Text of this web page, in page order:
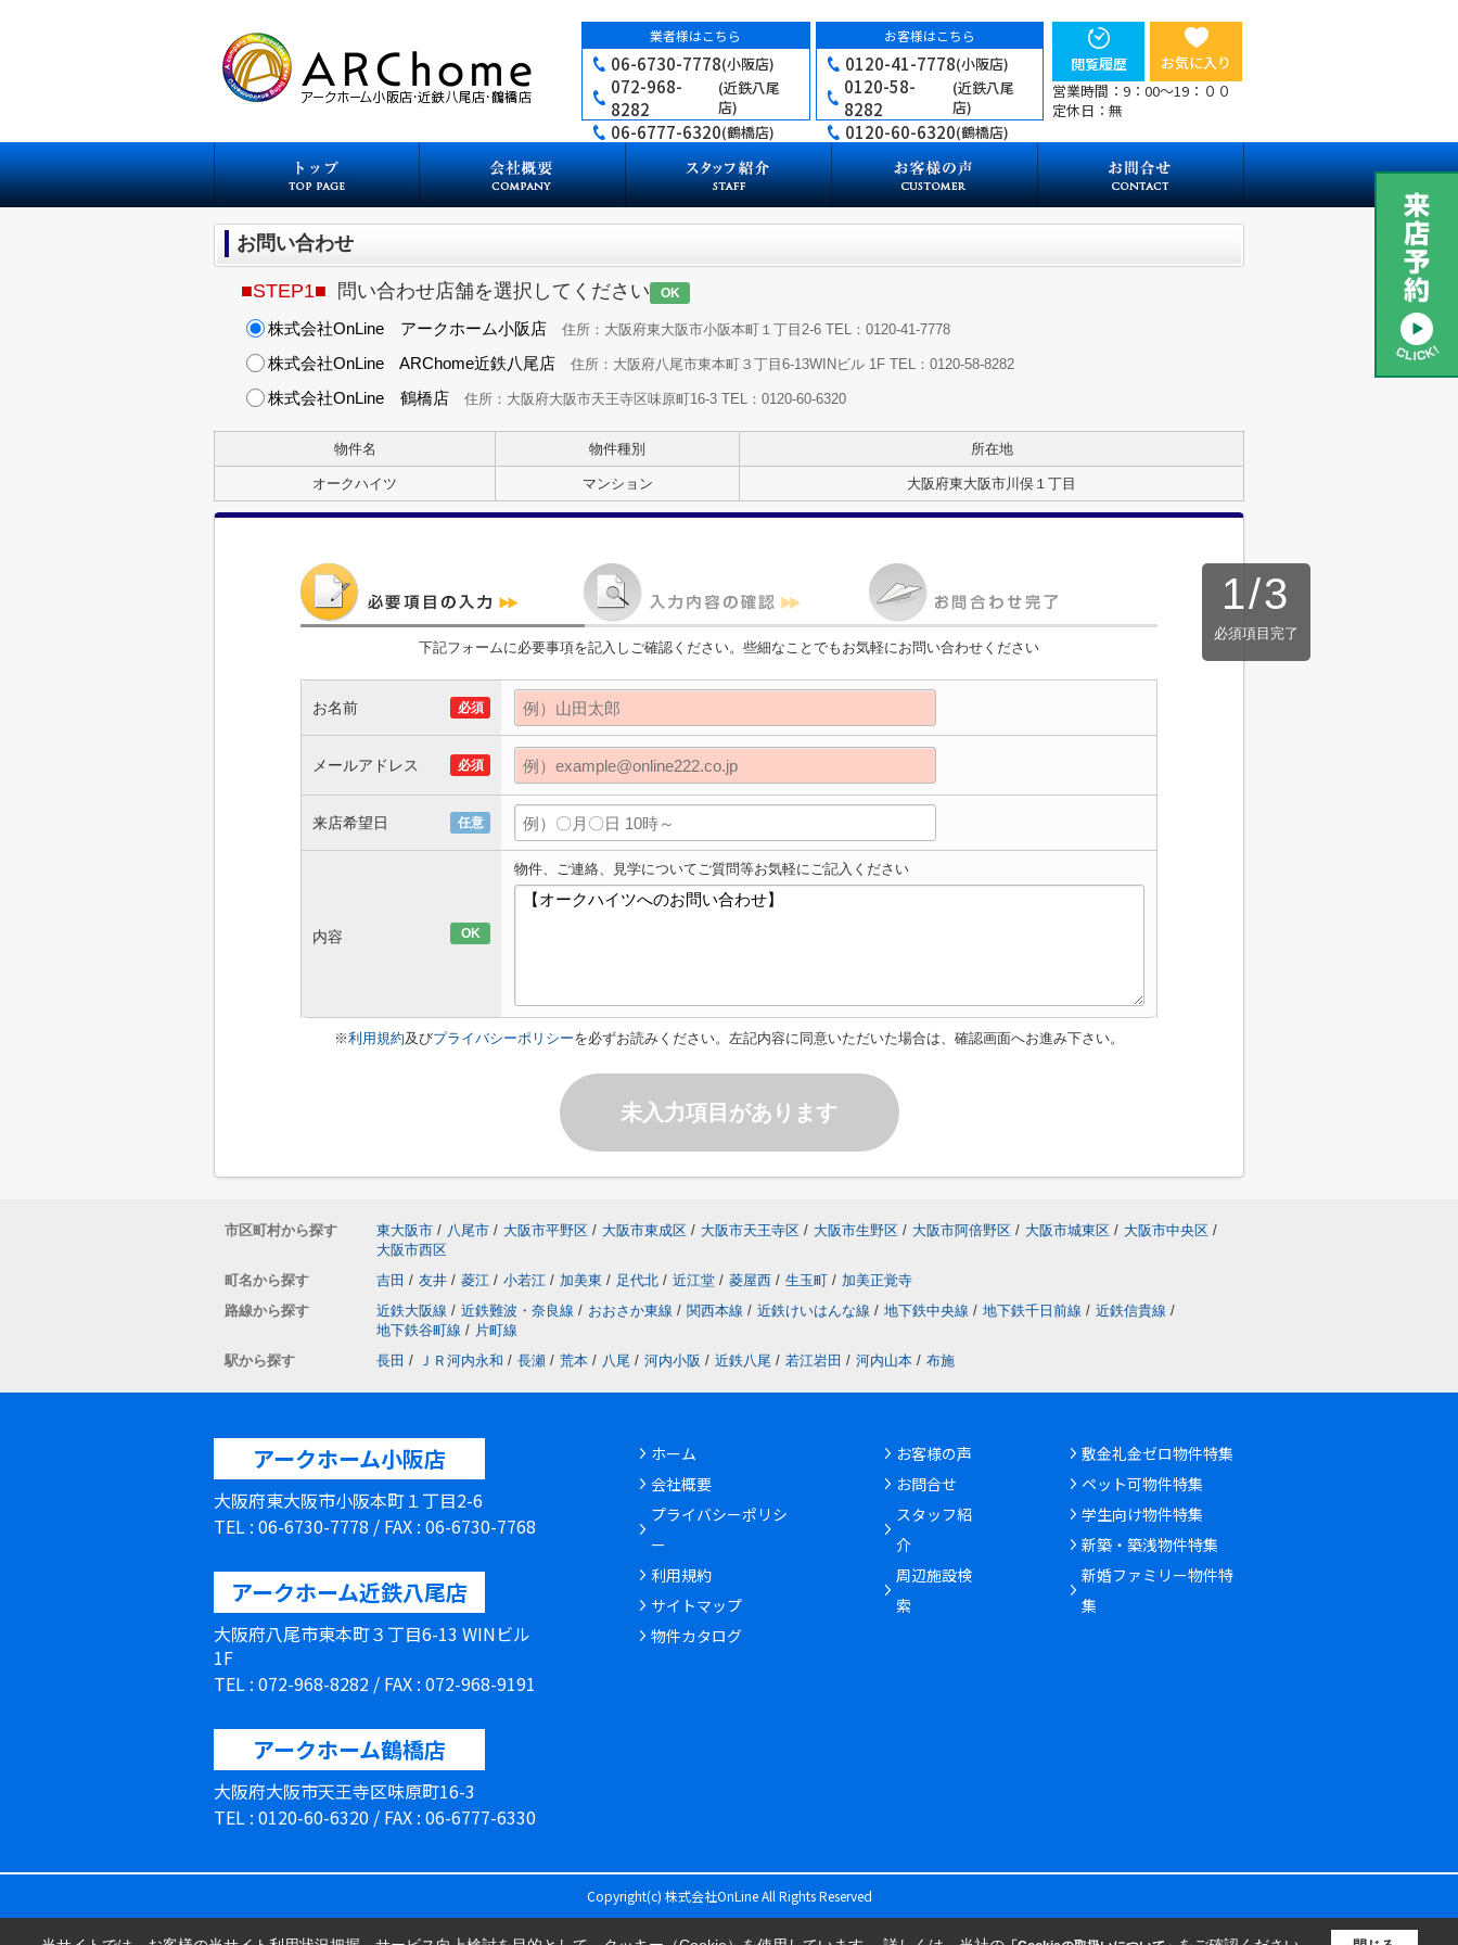
業者様はこちら
06-6730-7778(小阪店)
072-968-
8282
(近鉄八尾
店)
06-6777-6320(鶴橋店)
お客様はこちら
0120-41-7778(小阪店)
0120-58-
8282
(近鉄八尾
店)
0120-60-6320(鶴橋店)
閲覧履歴
お気に入り
営業時間：9：00～19：００
定休日：無
お問い合わせ
■STEP1■ 問い合わせ店舗を選択してください OK
株式会社OnLine アークホーム小阪店 住所：大阪府東大阪市小阪本町１丁目2-6 TEL：0120-41-7778
株式会社OnLine ARChome近鉄八尾店 住所：大阪府八尾市東本町３丁目6-13WINビル 1F TEL：0120-58-8282
株式会社OnLine 鶴橋店 住所：大阪府大阪市天王寺区味原町16-3 TEL：0120-60-6320
物件名 物件種別 所在地
オークハイツ マンション 大阪府東大阪市川俣１丁目
1/3
必須項目完了
下記フォームに必要事項を記入しご確認ください。些細なことでもお気軽にお問い合わせください
お名前 必須
メールアドレス 必須
来店希望日 任意
内容 OK
物件、ご連絡、見学についてご質問等お気軽にご記入ください
※利用規約及びプライバシーポリシーを必ずお読みください。左記内容に同意いただいた場合は、確認画面へお進み下さい。
未入力項目があります
市区町村から探す 東大阪市 / 八尾市 / 大阪市平野区 / 大阪市東成区 / 大阪市天王寺区 / 大阪市生野区 / 大阪市阿倍野区 / 大阪市城東区 / 大阪市中央区 /
大阪市西区
町名から探す
吉田 / 友井 / 菱江 / 小若江 / 加美東 / 足代北 / 近江堂 / 菱屋西 / 生玉町 / 加美正覚寺
路線から探す
近鉄大阪線 / 近鉄難波・奈良線 / おおさか東線 / 関西本線 / 近鉄けいはんな線 / 地下鉄中央線 / 地下鉄千日前線 / 近鉄信貴線 /
地下鉄谷町線 / 片町線
駅から探す
長田 / ＪＲ河内永和 / 長瀬 / 荒本 / 八尾 / 河内小阪 / 近鉄八尾 / 若江岩田 / 河内山本 / 布施
アークホーム小阪店
大阪府東大阪市小阪本町１丁目2-6
TEL : 06-6730-7778 / FAX : 06-6730-7768
アークホーム近鉄八尾店
大阪府八尾市東本町３丁目6-13 WINビル
1F
TEL : 072-968-8282 / FAX : 072-968-9191
アークホーム鶴橋店
大阪府大阪市天王寺区味原町16-3
TEL : 0120-60-6320 / FAX : 06-6777-6330
ホーム
会社概要
プライバシーポリシ
ー
利用規約
サイトマップ
物件カタログ
お客様の声
お問合せ
スタッフ紹
介
周辺施設検
索
敷金礼金ゼロ物件特集
ペット可物件特集
学生向け物件特集
新築・築浅物件特集
新婚ファミリー物件特
集
Copyright(c) 株式会社OnLine All Rights Reserved